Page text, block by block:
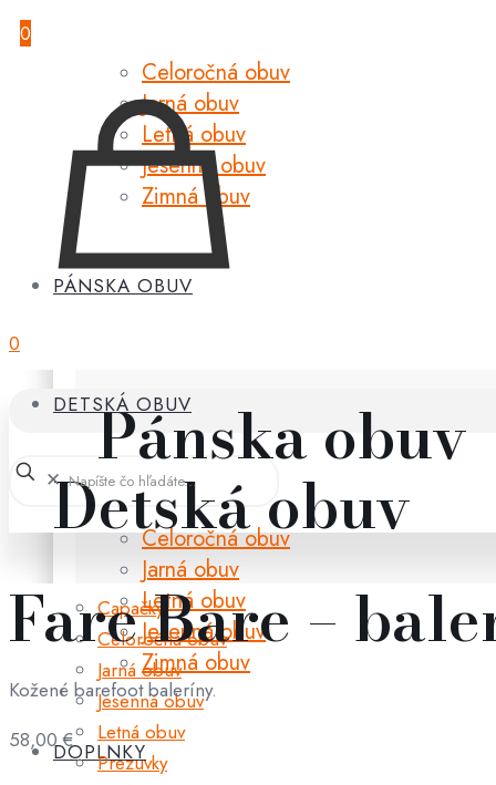
Celoročná obuv
Jarná obuv
Letná obuv
Jesenná obuv
Zimná obuv
PÁNSKA OBUV
Pánska obuv
Celoročná obuv
Jarná obuv
Letná obuv
Jesenná obuv
Zimná obuv
DOPLNKY
0
0
DETSKÁ OBUV
Detská obuv
Capačky
Celoročná obuv
Jarná obuv
Jesenná obuv
Letná obuv
Prezuvky
✕
Fare Bare –
Kožené barefoot baleríny.
58,00€